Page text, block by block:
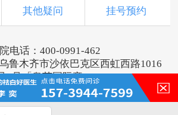
其他疑问 挂号预约
电话：400-0991-462
鲁木齐市沙依巴克区西虹西路1016
1号「奥莱国际旁」
乌鲁木齐新军都皮肤病医院
ICP备16001749号-2